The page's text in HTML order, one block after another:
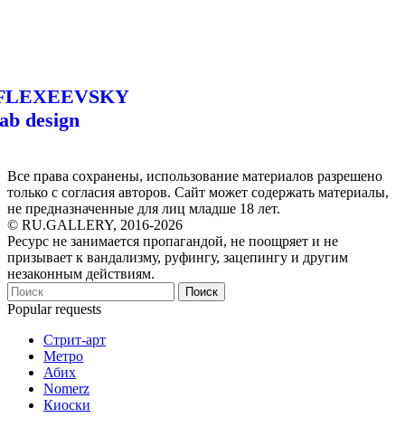
design
Все права сохранены, использование материалов разрешено
только с согласия авторов. Сайт может содержать материалы,
не предназначенные для лиц младше 18 лет.
© RU.GALLERY, 2016-2026
Ресурс не занимается пропагандой, не поощряет и не
призывает к вандализму, руфингу, зацепингу и другим
незаконным действиям.
Поиск
Popular requests
Стрит-арт
Метро
Абих
Nomerz
Киоски